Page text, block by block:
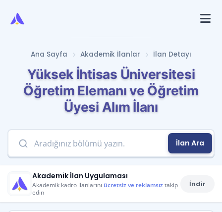
Ana Sayfa Akademik İlanlar İlan Detayı
Yüksek İhtisas Üniversitesi
Öğretim Elemanı ve Öğretim
Üyesi Alım İlanı
İlan Ara
Akademik İlan Uygulaması
Akademik kadro ilanlarını ücretsiz ve reklamsıztakip
edin
İndir